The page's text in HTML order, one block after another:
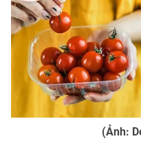
Liên hệ quảng cáo:
024-
(Ảnh: